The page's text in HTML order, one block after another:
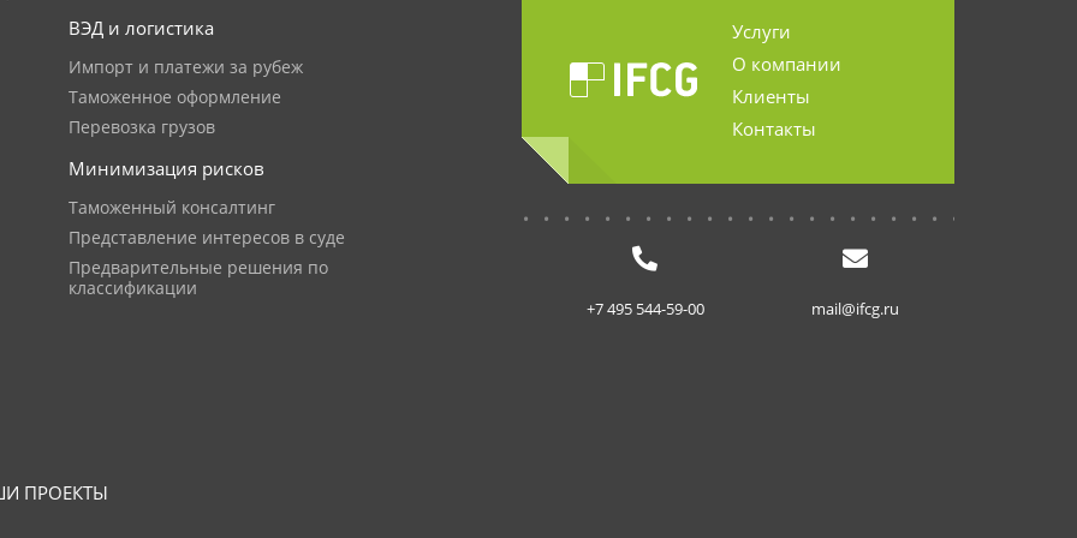
ВЭД и логистика
Импорт и платежи за рубеж
Таможенное оформление
Перевозка грузов
Минимизация рисков
Таможенный консалтинг
Представление интересов в суде
Предварительные решения по
классификации
ПРОЕКТЫ
Услуги
О компании
Клиенты
Контакты
+7 495 544-59-00 mail@ifcg.ru